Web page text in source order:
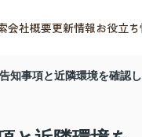
会社概要更新情報お役立
知事項と近隣環境を確認